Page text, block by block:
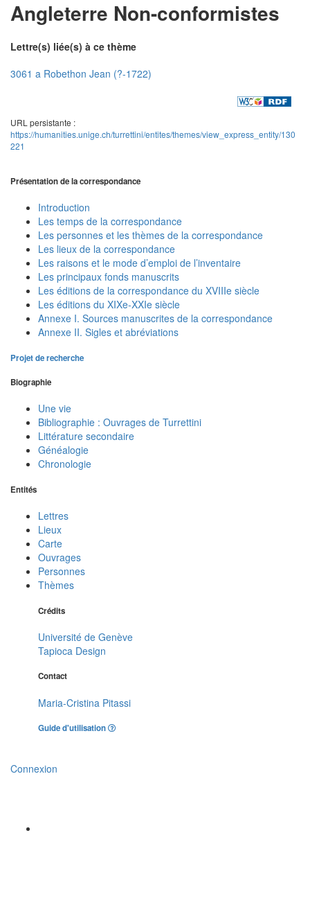
Angleterre Non-conformistes
Lettre(s) liée(s) à ce thème
3061 a Robethon Jean (?-1722)
URL persistante :
https://humanities.unige.ch/turrettini/entites/themes/view_express_entity/130
221
Présentation de la correspondance
Introduction
Les temps de la correspondance
Les personnes et les thèmes de la correspondance
Les lieux de la correspondance
Les raisons et le mode d’emploi de l’inventaire
Les principaux fonds manuscrits
Les éditions de la correspondance du XVIIIe siècle
Les éditions du XIXe-XXIe siècle
Annexe I. Sources manuscrites de la correspondance
Annexe II. Sigles et abréviations
Projet de recherche
Biographie
Une vie
Bibliographie : Ouvrages de Turrettini
Littérature secondaire
Généalogie
Chronologie
Entités
Lettres
Lieux
Carte
Ouvrages
Personnes
Thèmes
Crédits
Université de Genève
Tapioca Design
Contact
Maria-Cristina Pitassi
Guide d'utilisation
Connexion